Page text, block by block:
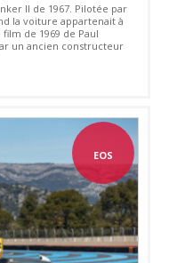
II de 1967. Pilotée par
la voiture appartenait à
de 1969 de Paul
un ancien constructeur
EOS